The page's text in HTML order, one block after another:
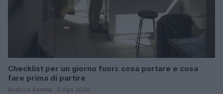
Checklist per un giorno fuori: cosa portare e cosa
fare prima di partire
Beatrice Beretta · 6 Ago 2026